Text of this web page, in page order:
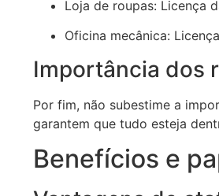
Loja de roupas: Licença
Oficina mecânica:
Importância dos
Por fim, não subestime a
garantem que tudo esteja
Benefícios e